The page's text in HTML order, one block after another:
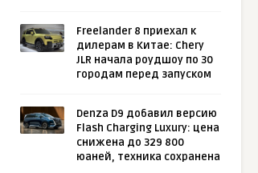
Freelander 8 приехал к
дилерам в Китае: Chery
JLR начала роудшоу по 30
городам перед запуском
Denza D9 добавил версию
Flash Charging Luxury: цена
снижена до 329 800
юаней, техника сохранена